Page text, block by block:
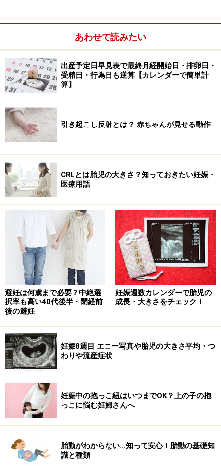
医師の医療訴訟率。左から全医師平均、小児科、内科、整
形外科、外科、産婦人科。赤で示されている産婦人科は医
師平均の2.5倍も訴えられている。(平成15年最高裁調べ)
多くの医師は、産科が倦厭される理由の筆頭は、医療訴
訟が多いことだろう、と言っています。確かに、右のグ
ラフでもわかるように、医療訴訟は科によって大きく違
い、外科系では高くなります。
産婦人科は帝王切開などを行う外科であるばかりか、分
娩というものはいつどう急変するかわかりません。ま
た、亡くなる方の年齢が若い女性や赤ちゃんで余命が長
まいます。
「限界を超えた」と言い出した医師たち
夜間の分娩につきあい、人手不足の中ふらふらになって
がんばっている産科の先生たち。しかも、そのがんばり
甲斐が感じられない状況ができています。中でも、産科
医が大きな打撃を受けたのは、福島県の産科医逮捕事件
あわせて読みたい
出産予定日早見表で最終月経開始日・排卵日・
受精日・行為日も逆算【カレンダーで簡単計
算】
引き起こし反射とは？ 赤ちゃんが見せる動作
CRLとは胎児の大きさ？知っておきたい妊娠・
医療用語
避妊は何歳まで必要？中絶選
択率も高い40代後半・閉経前
後の避妊
妊娠週数カレンダーで胎児の
成長・大きさをチェック！
妊娠8週目 エコー写真や胎児の大きさ平均・つ
わりや流産症状
妊娠中の抱っこ紐はいつまでOK？上の子の抱
っこに悩む妊婦さんへ
胎動がわからない…知って安心！胎動の基礎知
識と種類